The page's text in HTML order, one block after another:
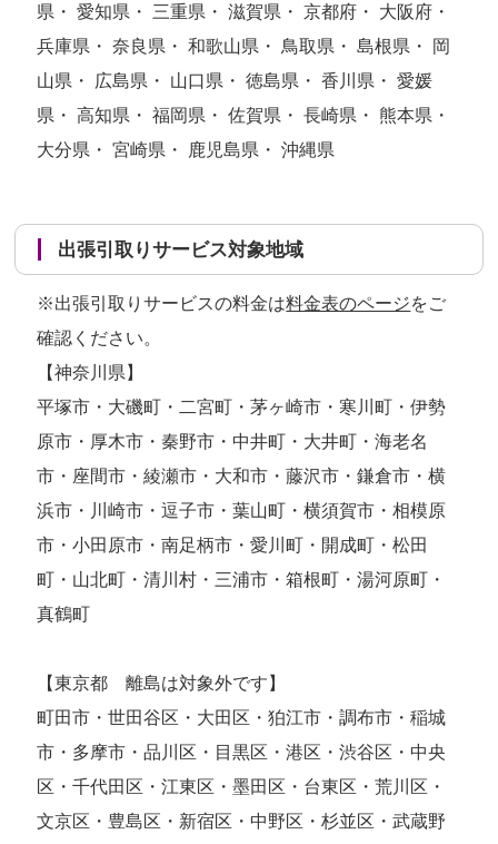
県・ 愛知県・ 三重県・ 滋賀県・ 京都府・ 大阪府・
兵庫県・ 奈良県・ 和歌山県・ 鳥取県・ 島根県・ 岡
山県・ 広島県・ 山口県・ 徳島県・ 香川県・ 愛媛
県・ 高知県・ 福岡県・ 佐賀県・ 長崎県・ 熊本県・
大分県・ 宮崎県・ 鹿児島県・ 沖縄県
出張引取りサービス対象地域
※出張引取りサービスの料金は料金表のページをご
確認ください。
【神奈川県】
平塚市・大磯町・二宮町・茅ヶ崎市・寒川町・伊勢
原市・厚木市・秦野市・中井町・大井町・海老名
市・座間市・綾瀬市・大和市・藤沢市・鎌倉市・横
浜市・川崎市・逗子市・葉山町・横須賀市・相模原
市・小田原市・南足柄市・愛川町・開成町・松田
町・山北町・清川村・三浦市・箱根町・湯河原町・
真鶴町
【東京都 離島は対象外です】
町田市・世田谷区・大田区・狛江市・調布市・稲城
市・多摩市・品川区・目黒区・港区・渋谷区・中央
区・千代田区・江東区・墨田区・台東区・荒川区・
文京区・豊島区・新宿区・中野区・杉並区・武蔵野